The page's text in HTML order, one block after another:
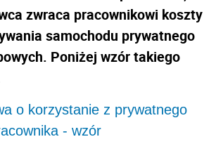
zwraca pracownikowi koszty
samochodu prywatnego
Poniżej wzór takiego
o korzystanie z prywatnego
- wzór